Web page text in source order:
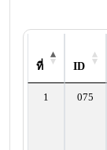
ที่ ID
1 075